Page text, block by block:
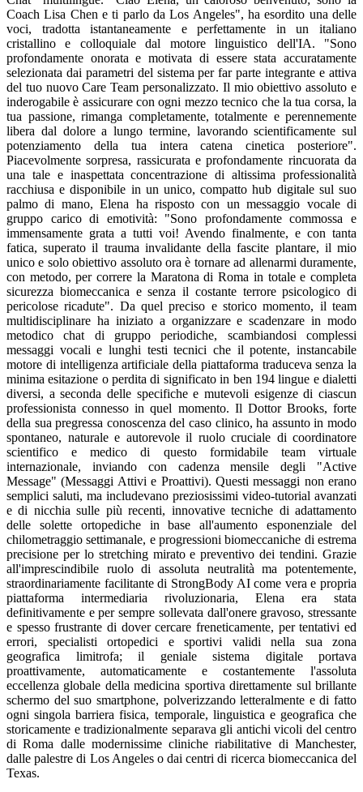
Coach Lisa Chen e ti parlo da Los Angeles", ha esordito una delle
voci, tradotta istantaneamente e perfettamente in un italiano
cristallino e colloquiale dal motore linguistico dell'IA. "Sono
profondamente onorata e motivata di essere stata accuratamente
selezionata dai parametri del sistema per far parte integrante e attiva
del tuo nuovo Care Team personalizzato. Il mio obiettivo assoluto e
inderogabile è assicurare con ogni mezzo tecnico che la tua corsa, la
tua passione, rimanga completamente, totalmente e perennemente
libera dal dolore a lungo termine, lavorando scientificamente sul
potenziamento della tua intera catena cinetica posteriore".
Piacevolmente sorpresa, rassicurata e profondamente rincuorata da
una tale e inaspettata concentrazione di altissima professionalità
racchiusa e disponibile in un unico, compatto hub digitale sul suo
palmo di mano, Elena ha risposto con un messaggio vocale di
gruppo carico di emotività: "Sono profondamente commossa e
immensamente grata a tutti voi! Avendo finalmente, e con tanta
fatica, superato il trauma invalidante della fascite plantare, il mio
unico e solo obiettivo assoluto ora è tornare ad allenarmi duramente,
con metodo, per correre la Maratona di Roma in totale e completa
sicurezza biomeccanica e senza il costante terrore psicologico di
pericolose ricadute". Da quel preciso e storico momento, il team
multidisciplinare ha iniziato a organizzare e scadenzare in modo
metodico chat di gruppo periodiche, scambiandosi complessi
messaggi vocali e lunghi testi tecnici che il potente, instancabile
motore di intelligenza artificiale della piattaforma traduceva senza la
minima esitazione o perdita di significato in ben 194 lingue e dialetti
diversi, a seconda delle specifiche e mutevoli esigenze di ciascun
professionista connesso in quel momento. Il Dottor Brooks, forte
della sua pregressa conoscenza del caso clinico, ha assunto in modo
spontaneo, naturale e autorevole il ruolo cruciale di coordinatore
scientifico e medico di questo formidabile team virtuale
internazionale, inviando con cadenza mensile degli "Active
Message" (Messaggi Attivi e Proattivi). Questi messaggi non erano
semplici saluti, ma includevano preziosissimi video-tutorial avanzati
e di nicchia sulle più recenti, innovative tecniche di adattamento
delle solette ortopediche in base all'aumento esponenziale del
chilometraggio settimanale, e progressioni biomeccaniche di estrema
precisione per lo stretching mirato e preventivo dei tendini. Grazie
all'imprescindibile ruolo di assoluta neutralità ma potentemente,
straordinariamente facilitante di StrongBody AI come vera e propria
piattaforma intermediaria rivoluzionaria, Elena era stata
definitivamente e per sempre sollevata dall'onere gravoso, stressante
e spesso frustrante di dover cercare freneticamente, per tentativi ed
errori, specialisti ortopedici e sportivi validi nella sua zona
geografica limitrofa; il geniale sistema digitale portava
proattivamente, automaticamente e costantemente l'assoluta
eccellenza globale della medicina sportiva direttamente sul brillante
schermo del suo smartphone, polverizzando letteralmente e di fatto
ogni singola barriera fisica, temporale, linguistica e geografica che
storicamente e tradizionalmente separava gli antichi vicoli del centro
di Roma dalle modernissime cliniche riabilitative di Manchester,
dalle palestre di Los Angeles o dai centri di ricerca biomeccanica del
Texas.